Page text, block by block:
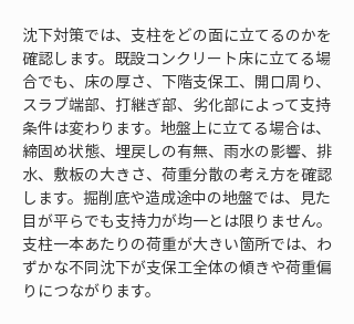
沈下対策では、支柱をどの面に立てるのかを
確認します。既設コンクリート床に立てる場
合でも、床の厚さ、下階支保工、開口周り、
スラブ端部、打継ぎ部、劣化部によって支持
条件は変わります。地盤上に立てる場合は、
締固め状態、埋戻しの有無、雨水の影響、排
水、敷板の大きさ、荷重分散の考え方を確認
します。掘削底や造成途中の地盤では、見た
目が平らでも支持力が均一とは限りません。
支柱一本あたりの荷重が大きい箇所では、わ
ずかな不同沈下が支保工全体の傾きや荷重偏
りにつながります。